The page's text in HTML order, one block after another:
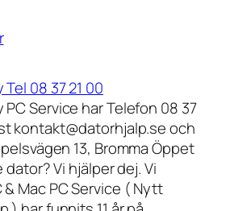
08 37 21 00
PC Service har Telefon 08 37
kontakt@datorhjalp.se och
13, Bromma Öppet
Vi hjälper dej. Vi
& Mac PC Service ( Nytt